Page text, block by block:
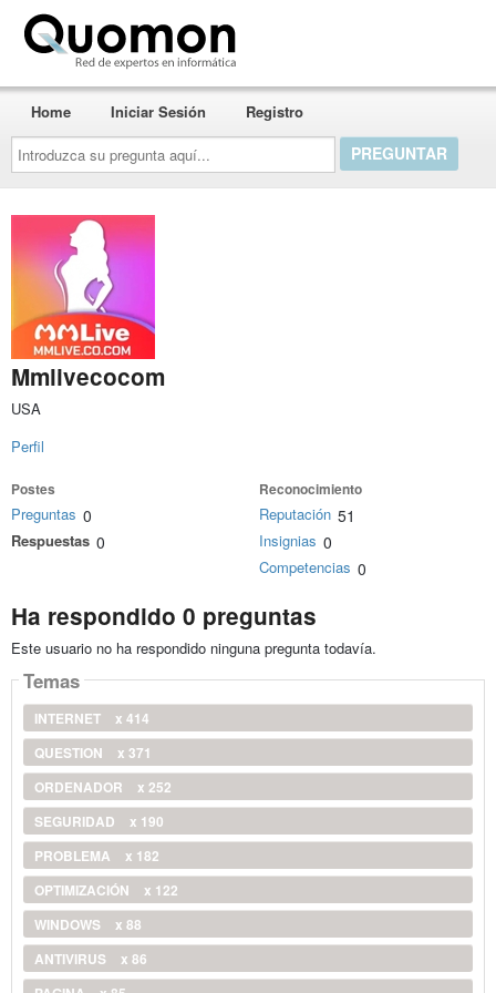
Introduzca
su
pregunta
aquí...
Home Iniciar Sesión Registro
Mmlivecocom
USA
Perfil
Postes
Preguntas 0
Respuestas 0
Reconocimiento
Reputación 51
Insignias 0
Competencias 0
Ha respondido 0 preguntas
Este usuario no ha respondido ninguna pregunta todavía.
Temas
INTERNET
x 414
QUESTION
x 371
ORDENADOR
x 252
SEGURIDAD
x 190
PROBLEMA
x 182
OPTIMIZACIÓN
x 122
WINDOWS
x 88
ANTIVIRUS
x 86